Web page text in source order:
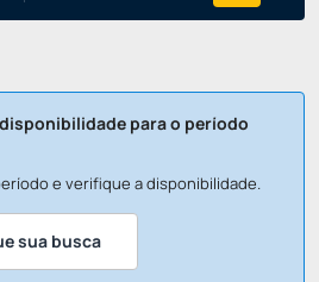
para o período
e verifique a disponibilidade.
sua busca